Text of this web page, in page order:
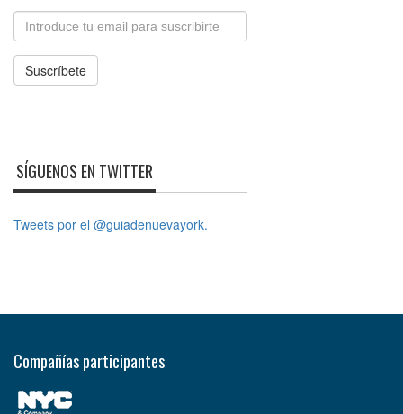
Email
Suscríbete
SÍGUENOS EN TWITTER
Tweets por el @guiadenuevayork.
Compañías participantes